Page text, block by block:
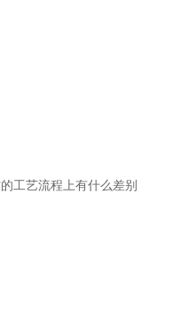
工艺流程上有什么差别